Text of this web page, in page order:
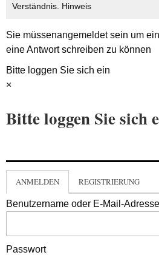
Verständnis. Hinweis
Sie müssenangemeldetsein um
eine Antwort schreiben zu können
Bitte loggen Sie sich ein
×
Bitte loggen Sie sich
ANMELDEN REGISTRIERUNG
Benutzername oder E-Mail-Adresse
Passwort